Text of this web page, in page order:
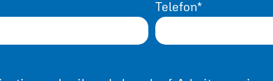
Telefon*